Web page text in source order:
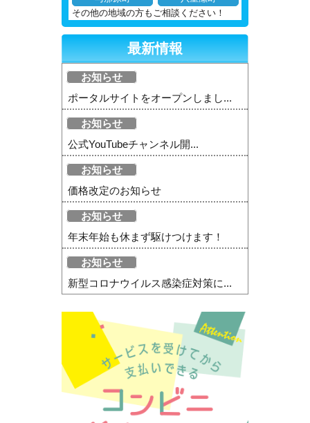
その他の地域の方もご相談ください！
最新情報
お知らせ
ポータルサイトをオープンしまし...
お知らせ
公式YouTubeチャンネル開...
お知らせ
価格改定のお知らせ
お知らせ
年末年始も休まず駆けつけます！
お知らせ
新型コロナウイルス感染症対策に...